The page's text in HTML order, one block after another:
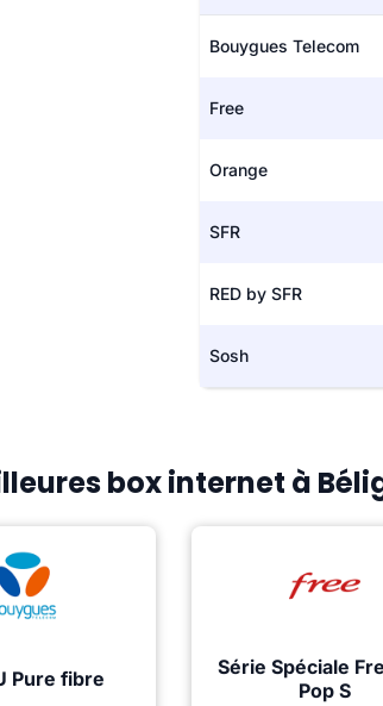
Bouygues Telecom
Free
Orange
SFR
RED by SFR
Sosh
box internet à
Pure fibre
Série Spéciale
Pop S